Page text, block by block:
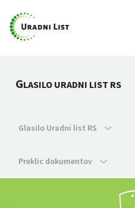
GLASILO URADNI LIST RS
Glasilo Uradni list RS
Preklic dokumentov